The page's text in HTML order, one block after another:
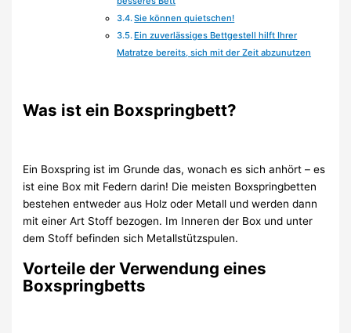
Sie können quietschen!
Ein zuverlässiges Bettgestell hilft Ihrer
Matratze bereits, sich mit der Zeit abzunutzen
Was ist ein Boxspringbett?
Ein Boxspring ist im Grunde das, wonach es sich anhört – es
ist eine Box mit Federn darin! Die meisten Boxspringbetten
bestehen entweder aus Holz oder Metall und werden dann
mit einer Art Stoff bezogen. Im Inneren der Box und unter
dem Stoff befinden sich Metallstützspulen.
Vorteile der Verwendung eines
Boxspringbetts